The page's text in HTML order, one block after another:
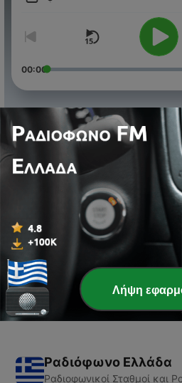
00:00
Επεισόδια
3 La importancia de México
12 Μάιος 2021
Caracterización e
01 Μάιος 2021
1 Santo Domingo Armenta
23 Απρ 2021
Ραδιόφωνο Ελλάδα
Ραδιοφωνικοί Σταθμοί και
Λήψη